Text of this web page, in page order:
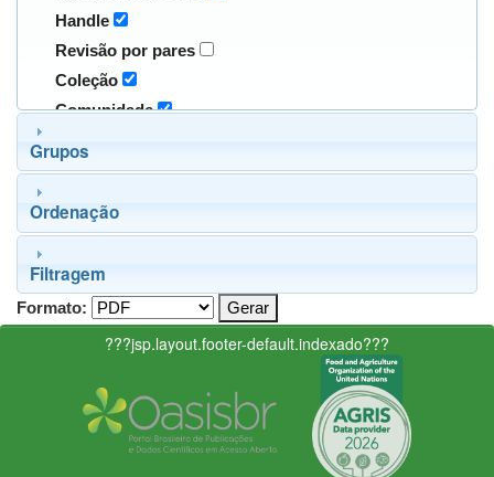
Handle
Revisão por pares
Coleção
Comunidade
Grupos
Ordenação
Filtragem
Formato:
???jsp.layout.footer-default.indexado???